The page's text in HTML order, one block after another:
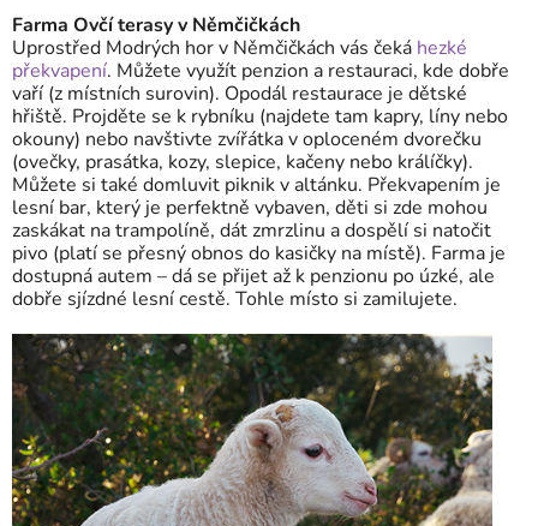
Farma Ovčí terasy v Němčičkách
Uprostřed Modrých hor v Němčičkách vás čeká hezké
překvapení. Můžete využít penzion a restauraci, kde dobře
vaří (z místních surovin). Opodál restaurace je dětské
hřiště. Projděte se k rybníku (najdete tam kapry, líny nebo
okouny) nebo navštivte zvířátka v oploceném dvorečku
(ovečky, prasátka, kozy, slepice, kačeny nebo králíčky).
Můžete si také domluvit piknik v altánku. Překvapením je
lesní bar, který je perfektně vybaven, děti si zde mohou
zaskákat na trampolíně, dát zmrzlinu a dospělí si natočit
pivo (platí se přesný obnos do kasičky na místě). Farma je
dostupná autem – dá se přijet až k penzionu po úzké, ale
dobře sjízdné lesní cestě. Tohle místo si zamilujete.